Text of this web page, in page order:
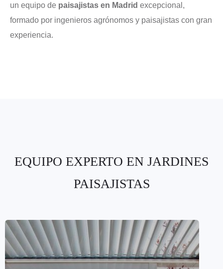
un equipo de paisajistas en Madrid excepcional,
formado por ingenieros agrónomos y paisajistas con gran
experiencia.
EQUIPO EXPERTO EN JARDINES
PAISAJISTAS